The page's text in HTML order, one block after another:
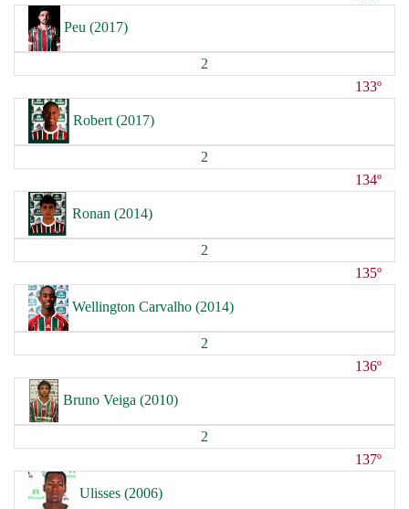
Peu (2017)
2
133º
Robert (2017)
2
134º
Ronan (2014)
2
135º
Wellington Carvalho (2014)
2
136º
Bruno Veiga (2010)
2
137º
Ulisses (2006)